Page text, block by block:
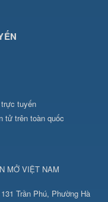
tuyến
tử trên toàn quốc
MỞ VIỆT NAM
Trần Phú, Phường Hà